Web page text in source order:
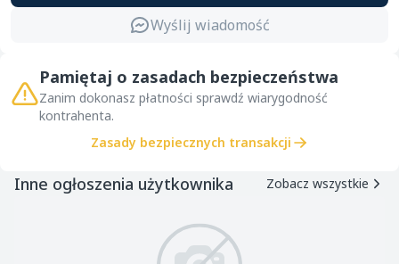
Wyślij wiadomość
Pamiętaj o zasadach bezpieczeństwa
Zanim dokonasz płatności sprawdź wiarygodność
kontrahenta.
Zasady bezpiecznych transakcji
Inne ogłoszenia użytkownika Zobacz wszystkie